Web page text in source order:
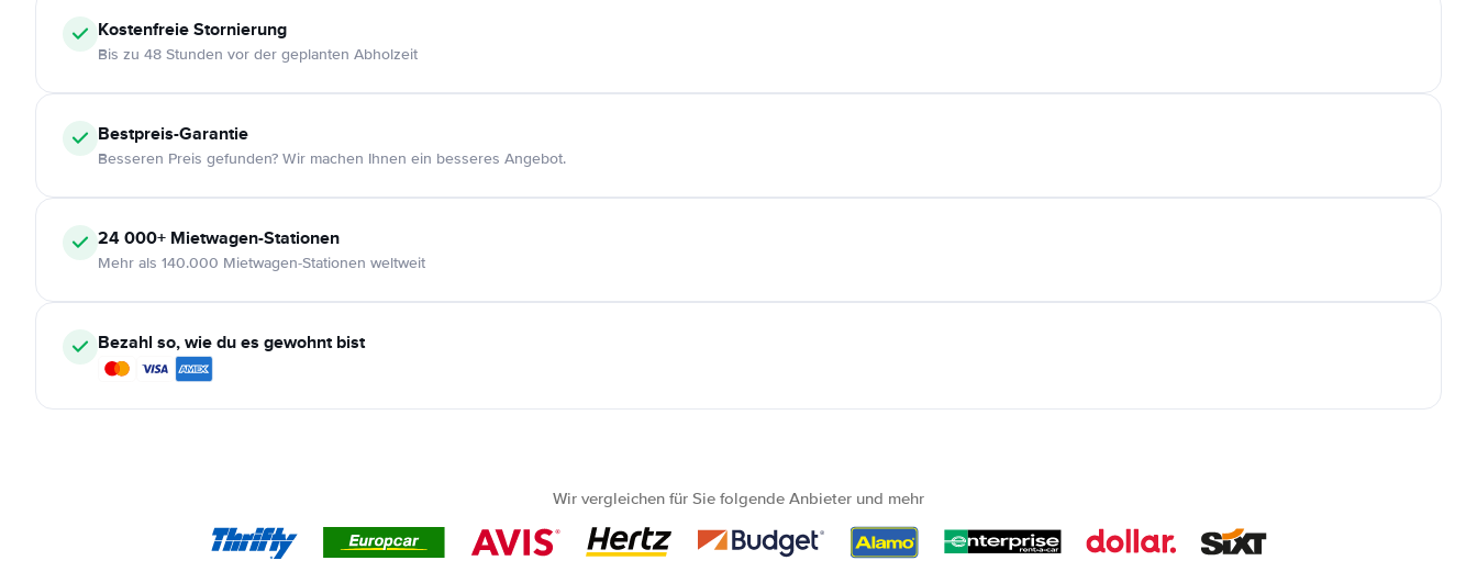
KostenfreieStornierung
Bis zu 48 Stunden vor der geplanten Abholzeit
Bestpreis-Garantie
Besseren Preis gefunden? Wir machen Ihnen ein besseres Angebot.
24 000+ Mietwagen-Stationen
Mehr als 140.000 Mietwagen-Stationen weltweit
Bezahl so, wie du es gewohnt bist
Wir vergleichen für Sie folgende Anbieter und mehr